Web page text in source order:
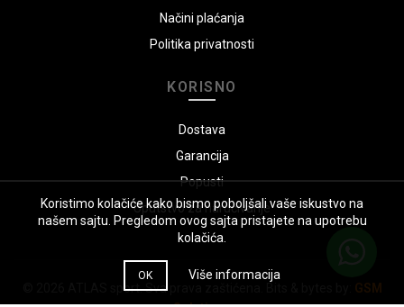
Načini plaćanja
Politika privatnosti
KORISNO
Dostava
Garancija
Popusti
Uputstvo za naručivanje
ATLAS sport. Sva prava zaštićena. Bits & bytes by: GSM
Koristimo kolačiće kako bismo poboljšali vaše iskustvo na
našem sajtu. Pregledom ovog sajta pristajete na upotrebu
kolačića.
OK Više informacija